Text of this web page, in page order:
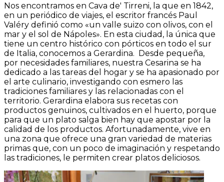
Nos encontramos en Cava de' Tirreni, la que en 1842,
en un periódico de viajes, el escritor francés Paul
Valéry definió como «un valle suizo con olivos, con el
mar y el sol de Nápoles». En esta ciudad, la única que
tiene un centro histórico con pórticos en todo el sur
de Italia, conocemos a Gerardina. Desde pequeña,
por necesidades familiares, nuestra Cesarina se ha
dedicado a las tareas del hogar y se ha apasionado por
el arte culinario, investigando con esmero las
tradiciones familiares y las relacionadas con el
territorio. Gerardina elabora sus recetas con
productos genuinos, cultivados en el huerto, porque
para que un plato salga bien hay que apostar por la
calidad de los productos. Afortunadamente, vive en
una zona que ofrece una gran variedad de materias
primas que, con un poco de imaginación y respetando
las tradiciones, le permiten crear platos deliciosos.